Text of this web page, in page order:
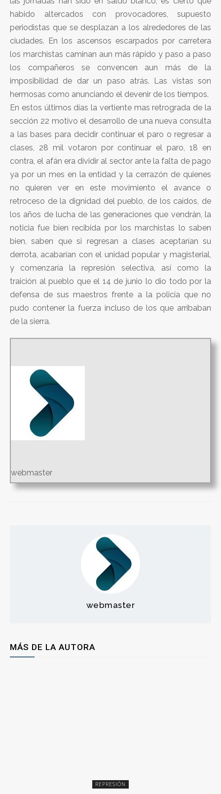
habido altercados con provocadores, supuesto
periodistas que se desplazan a los alrededores de las
ciudades. En los ascensos escarpados por carretera
los marchistas caminan aun más rápido y paso a paso
los compañeros se convencen aun más de la
imposibilidad de dar un paso atrás. Las vistas son
hermosas como anunciando el devenir de los tiempos.
En estos últimos días la vertiente mas retrograda de la
sección 22 motivo el desarrollo de una nueva consulta
a las bases para decidir continuar el paro o regresar a
clases, 28 mil votaron por continuar el paro, 18 en
contra, el afán era dividir al sector ante la falta de pago
ya por un mes en la entidad y la cerrazón de quienes
no quieren ver en este movimiento el avance o
retroceso de la dignidad del pueblo, de los caídos, de
los años de lucha de las generaciones que vendrán, la
noticia fue bien recibida por los marchistas lo saben
bien, saben que si regresan a clases aceptarían su
derrota, acabarían con el unidad popular y magisterial,
y comenzaría la represión selectiva, así como la
traición al pueblo que el 14 de junio lo dio todo por la
defensa de sus maestros frente a la policía que no
pudo contener la fuerza incluso de los que arribaban
de la sierra.
webmaster
webmaster
MÁS DE LA AUTORA
REPRESIÓN